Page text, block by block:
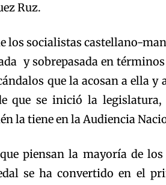
Ruz.
los socialistas castellano-
y sobrepasada en
que la acosan a ella y
que se inició la
la tiene en la Audiencia
piensan la mayoría de
se ha convertido en el